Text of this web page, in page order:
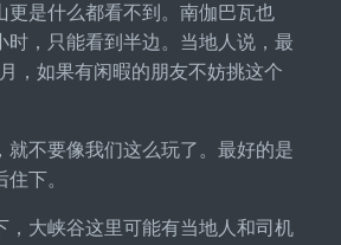
更是什么都看不到。南伽巴瓦也
时，只能看到半边。当地人说，最
，如果有闲暇的朋友不妨挑这个
就不要像我们这么玩了。最好的是
下。
，大峡谷这里可能有当地人和司机